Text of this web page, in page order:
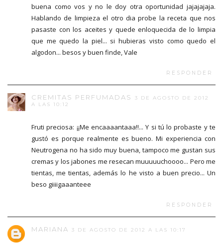
buena como vos y no le doy otra oportunidad jajajajaja.
Hablando de limpieza el otro dia probe la receta que nos
pasaste con los aceites y quede enloquecida de lo limpia
que me quedo la piel... si hubieras visto como quedo el
algodon... besos y buen finde, Vale
RESPONDER
CREMITAS PERFUMADAS
3 DE AGOSTO DE 2012
A LAS 10:12
Fruti preciosa: ¡¡Me encaaaantaaa!!... Y si tú lo probaste y te
gustó es porque realmente es bueno. Mi experiencia con
Neutrogena no ha sido muy buena, tampoco me gustan sus
cremas y los jabones me resecan muuuuuchoooo... Pero me
tientas, me tientas, además lo he visto a buen precio... Un
beso giiiigaaanteee
RESPONDER
MARIANA 3 DE AGOSTO DE 2012 A LAS 10:17